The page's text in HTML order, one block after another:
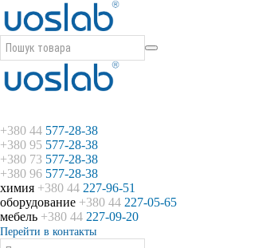
+380 44 577-28-38
+380 95 577-28-38
+380 73 577-28-38
+380 96 577-28-38
химия +380 44 227-96-51
оборудование +380 44 227-05-65
мебель +380 44 227-09-20
Перейти в контакты